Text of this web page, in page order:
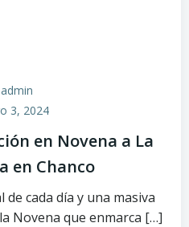
admin
3, 2024
en Novena a La
en Chanco
de cada día y una masiva
Novena que enmarca […]